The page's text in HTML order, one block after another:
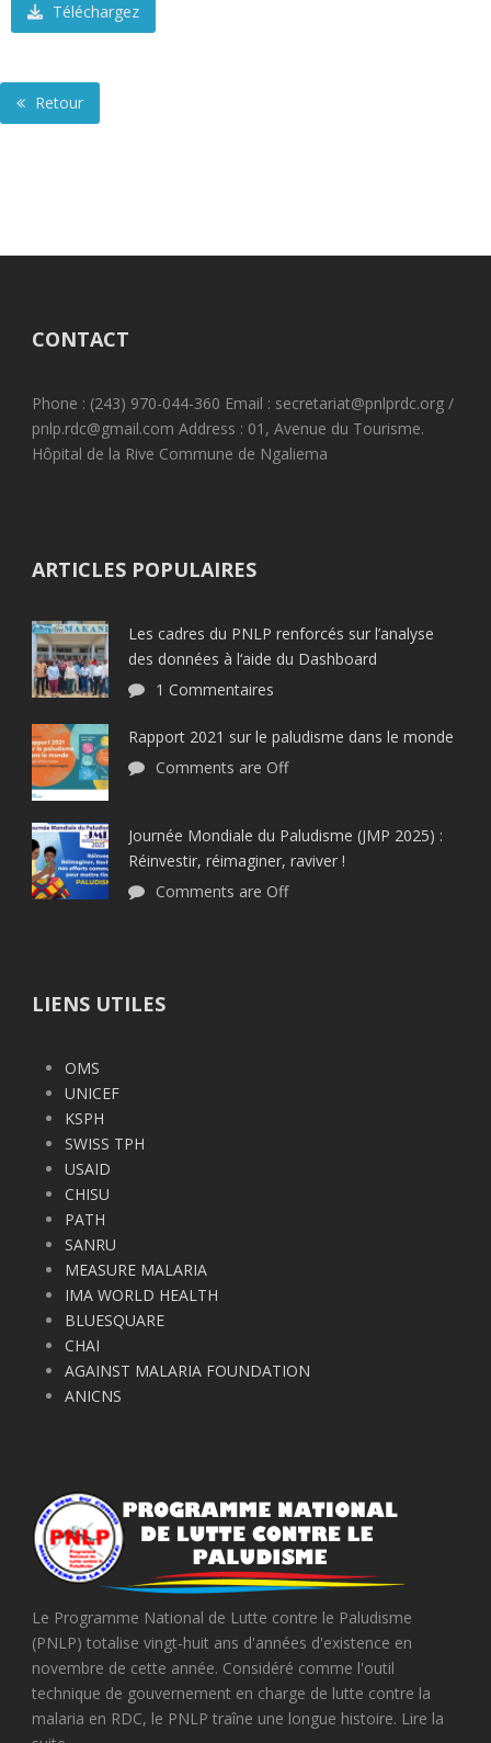
Téléchargez
Retour
CONTACT
Phone : (243) 970-044-360 Email : secretariat@pnlprdc.org /
pnlp.rdc@gmail.com Address : 01, Avenue du Tourisme.
Hôpital de la Rive Commune de Ngaliema
ARTICLES POPULAIRES
Les cadres du PNLP renforcés sur l’analyse
des données à l‘aide du Dashboard
1 Commentaires
Rapport 2021 sur le paludisme dans le monde
Comments are Off
Journée Mondiale du Paludisme (JMP 2025) :
Réinvestir, réimaginer, raviver !
Comments are Off
LIENS UTILES
OMS
UNICEF
KSPH
SWISS TPH
USAID
CHISU
PATH
SANRU
MEASURE MALARIA
IMA WORLD HEALTH
BLUESQUARE
CHAI
AGAINST MALARIA FOUNDATION
ANICNS
Le Programme National de Lutte contre le Paludisme
(PNLP) totalise vingt-huit ans d'années d'existence en
novembre de cette année. Considéré comme l'outil
technique de gouvernement en charge de lutte contre la
malaria en RDC, le PNLP traîne une longue histoire. Lire la